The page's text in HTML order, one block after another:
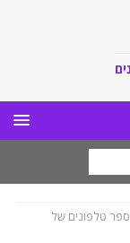
ספר טלפונים של